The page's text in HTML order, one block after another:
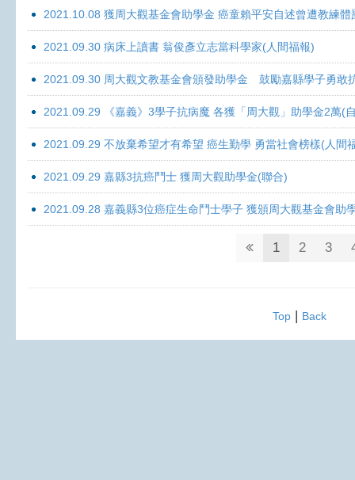
2021.10.08 獲周大觀基金會助學金 癌童賴平安自述曾遭教練體
2021.09.30 病床上讀書 翁俊彥立志當科學家(人間福報)
2021.09.30 周大觀文教基金會頒發助學金 鼓勵嘉縣學子勇敢
2021.09.29 《嘉義》3學子抗病魔 各獲「周大觀」助學金2萬(
2021.09.29 不放棄希望才有希望 癌生勤學 勇當社會榜樣(人間
2021.09.29 嘉縣3抗癌鬥士 獲周大觀助學金(聯合)
2021.09.28 嘉義縣3位癌症生命鬥士學子 獲頒周大觀基金會助
1 2 3
Top| Back